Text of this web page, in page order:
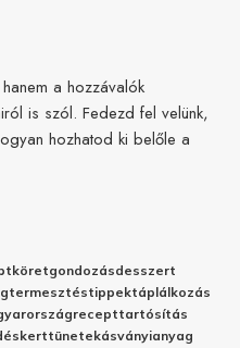
a hozzávalók
is szól. Fedezd fel velünk,
hozhatod ki belőle a
köretgondozásdesszert
termesztéstippektáplálkozás
recepttartósítás
kerttünetekásványianyag